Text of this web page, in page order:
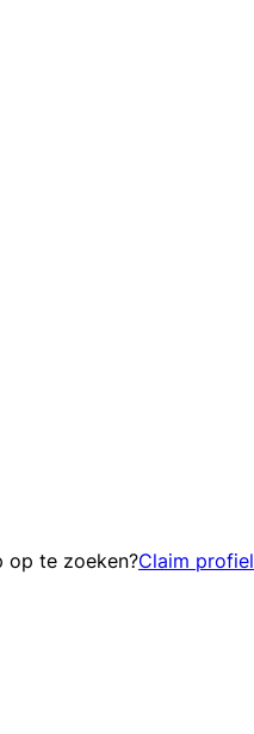
op te zoeken?Claim profiel